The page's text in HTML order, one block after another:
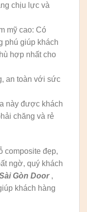
chịu lực và
mỹ cao: Có
phú giúp khách
hợp nhất cho
an toàn với sức
này được khách
chăng và rẻ
composite đẹp,
ngờ, quý khách
Gòn Door,
khách hàng